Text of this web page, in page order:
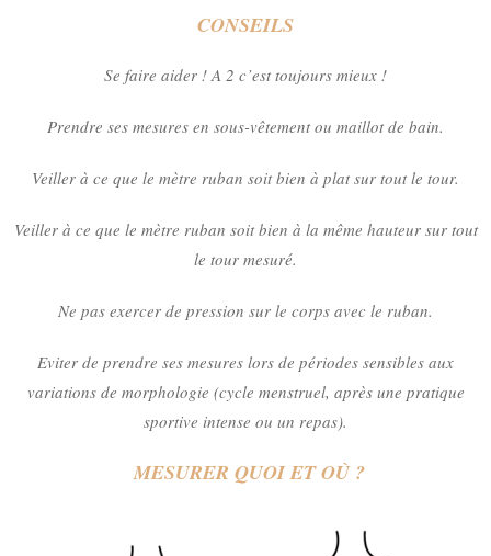
CONSEILS
Se faire aider ! A 2 c’est toujours mieux !
Prendre ses mesures en sous-vêtement ou maillot de bain.
Veiller à ce que le mètre ruban soit bien à plat sur tout le tour.
Veiller à ce que le mètre ruban soit bien à la même hauteur sur tout
le tour mesuré.
Ne pas exercer de pression sur le corps avec le ruban.
Eviter de prendre ses mesures lors de périodes sensibles aux
variations de morphologie (cycle menstruel, après une pratique
sportive intense ou un repas).
MESURER QUOI ET OÙ ?